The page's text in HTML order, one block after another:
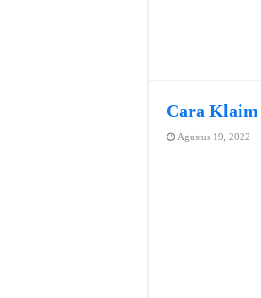
Cara Klaim
Agustus 19, 2022